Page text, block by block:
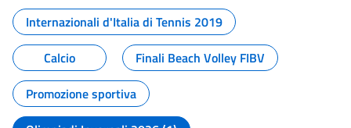
Internazionali d'Italia di Tennis 2019
Calcio
Finali Beach Volley FIBV
Promozione sportiva